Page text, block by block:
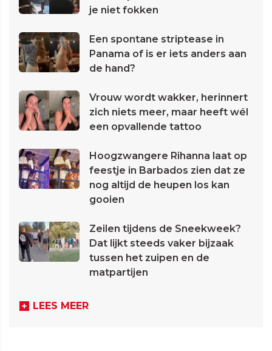
je niet fokken
Een spontane striptease in
Panama of is er iets anders aan
de hand?
Vrouw wordt wakker, herinnert
zich niets meer, maar heeft wél
een opvallende tattoo
Hoogzwangere Rihanna laat op
feestje in Barbados zien dat ze
nog altijd de heupen los kan
gooien
Zeilen tijdens de Sneekweek?
Dat lijkt steeds vaker bijzaak
tussen het zuipen en de
matpartijen
LEES MEER